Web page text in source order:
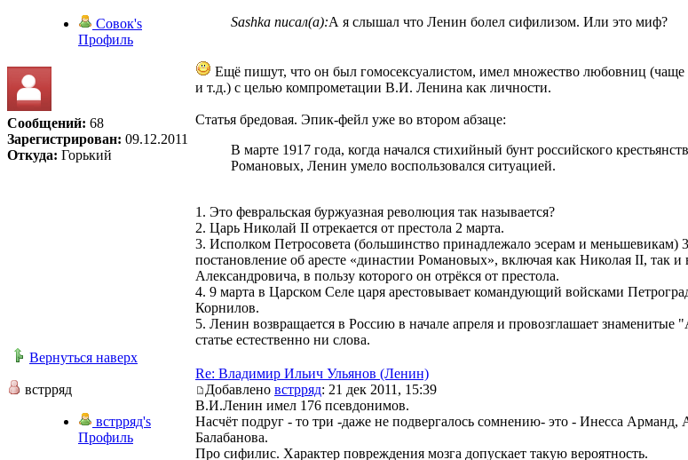
Совок's
Профиль
Сообщений: 68
Зарегистрирован: 09.12.2011
Откуда: Горький
Sashka писал(а):А я слышал что Ленин болел сифилизом. Или это миф?
Ещё пишут, что он был гомосексуалистом, имел множество любовниц
и т.д.) с целью компрометации В.И. Ленина как личности.
Статья бредовая. Эпик-фейл уже во втором абзаце:
В марте 1917 года, когда начался стихийный бунт российского
Романовых, Ленин умело воспользовался ситуацией.
1. Это февральская буржуазная революция так называется?
2. Царь Николай II отрекается от престола 2 марта.
3. Исполком Петросовета (большинство принадлежало эсерам и меньшевикам)
постановление об аресте «династии Романовых», включая как Николая II, так и
Александровича, в пользу которого он отрёкся от престола.
4. 9 марта в Царском Селе царя арестовывает командующий войсками
Корнилов.
5. Ленин возвращается в Россию в начале апреля и провозглашает знаменитые
статье естественно ни слова.
Вернуться наверх
встрряд
встрряд's
Профиль
Re: Владимир Ильич Ульянов (Ленин)
Добавлено встрряд: 21 дек 2011, 15:39
В.И.Ленин имел 176 псевдонимов.
Насчёт подруг - то три -даже не подвергалось сомнению- это - Инесса
Балабанова.
Про сифилис. Характер повреждения мозга допускает такую вероятность.